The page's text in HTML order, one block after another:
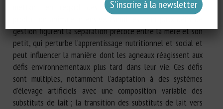
mettant en regard des contraintes inhérentes à la
gestion figurent la séparation précoce entre la mère et son
petit, qui perturbe l’apprentissage nutritionnel et social et
peut influencer la manière dont les agneaux réagissent aux
défis environnementaux plus tard dans leur vie. Ces défis
sont multiples, notamment l’adaptation à des systèmes
d’élevage artificiels avec une composition variable des
substituts de lait ; la transition des substituts de lait vers